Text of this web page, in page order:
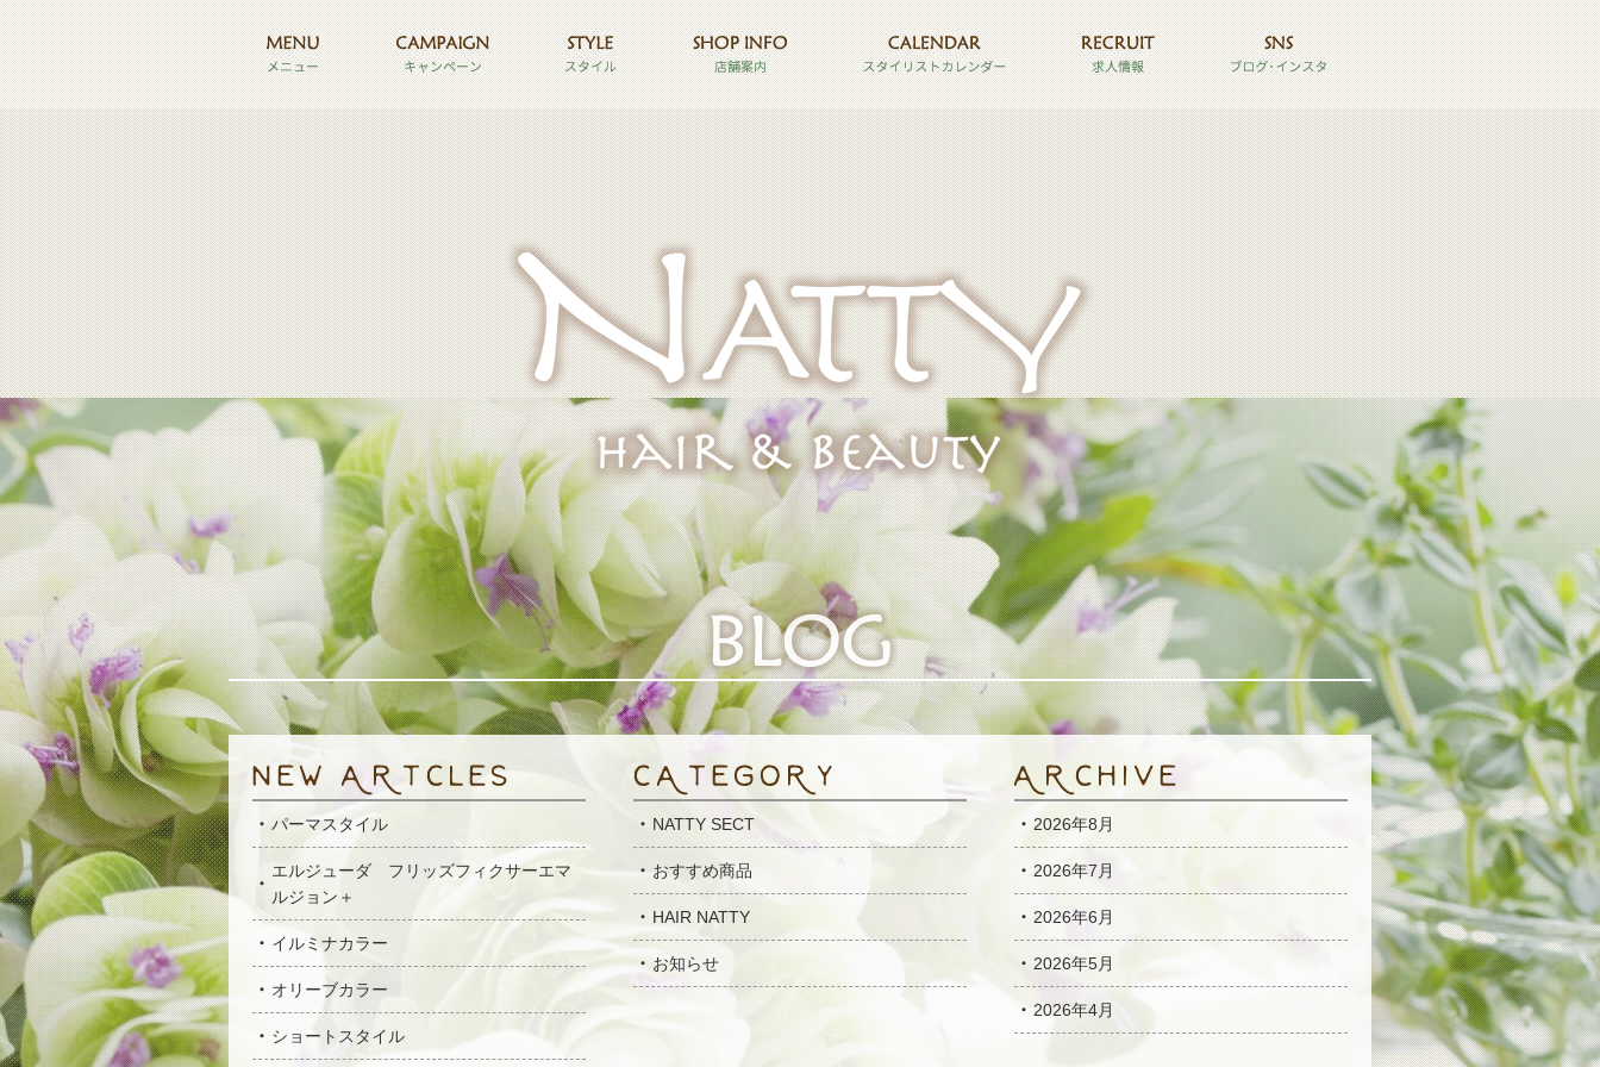
パーマスタイル
エルジューダ フリッズフィクサーエマ
ルジョン＋
イルミナカラー
オリーブカラー
ショートスタイル
NATTY SECT
おすすめ商品
HAIR NATTY
お知らせ
2026年8月
2026年7月
2026年6月
2026年5月
2026年4月